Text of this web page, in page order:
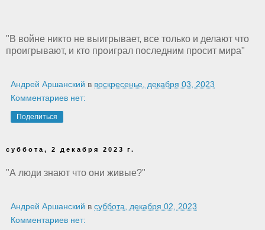
"В войне никто не выигрывает, все только и делают что
проигрывают, и кто проиграл последним просит мира"
Андрей Аршанский в воскресенье, декабря 03, 2023
Комментариев нет:
Поделиться
суббота, 2 декабря 2023 г.
"А люди знают что они живые?"
Андрей Аршанский в суббота, декабря 02, 2023
Комментариев нет: